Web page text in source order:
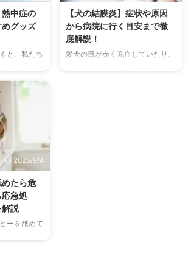
の記事で
気のドッグ
広さ、利用
なる情報を
さらに、
て利用する
を詳しく解説します。 さらに、
鳴き声からわかるストレスや病気
のサイン、チンチラが鳴く理由を
理解して良好な関係を築くための
ヒントもご紹介します。 この記
熱中症の
グッズ
と、私たち
猫は汗腺が
汗をかいて
苦手なた
い動物で
の熱中症
アコンを使
暑さ対策、
りグッズの
意点や、猫
について、
実際に試し
す。この記
【犬の結膜炎】症状や原因
から病院に行く目安まで徹
底解説！
愛犬の目が赤く充血していたり、
2025/9/4
たら危
急処
説
ーを舐めて